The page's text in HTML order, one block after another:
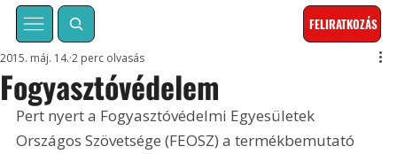
FELIRATKOZÁS
Fogyasztóvédelem
2015. máj. 14. 2 perc olvasás
Pert nyert a Fogyasztóvédelmi Egyesületek
Országos Szövetsége (FEOSZ) a termékbemutató